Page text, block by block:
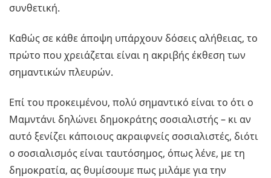
συνθετική.
Καθώς σε κάθε άποψη υπάρχουν δόσεις αλήθειας, το
πρώτο που χρειάζεται είναι η ακριβής έκθεση των
σημαντικών πλευρών.
Επί του προκειμένου, πολύ σημαντικό είναι το ότι ο
Μαμντάνι δηλώνει δημοκράτης σοσιαλιστής – κι αν
αυτό ξενίζει κάποιους ακραιφνείς σοσιαλιστές, διότι
ο σοσιαλισμός είναι ταυτόσημος, όπως λένε, με τη
δημοκρατία, ας θυμίσουμε πως μιλάμε για την